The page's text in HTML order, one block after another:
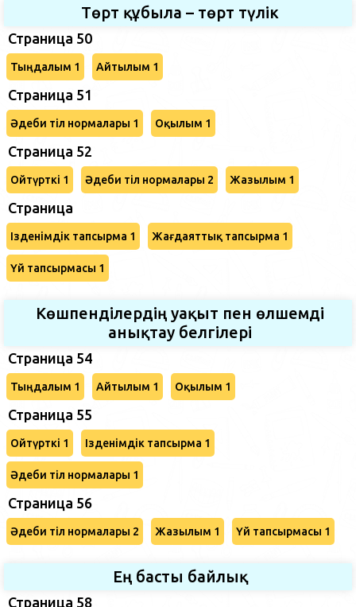
Төрт құбыла – төрт түлік
Страница 50
Тыңдалым 1 Айтылым 1
Страница 51
Әдеби тіл нормалары 1 Оқылым 1
Страница 52
Ойтүрткі 1 Әдеби тіл нормалары 2 Жазылым 1
Страница
Ізденімдік тапсырма 1 Жағдаяттық тапсырма 1
Үй тапсырмасы 1
Көшпенділердің уақыт пен өлшемді
анықтау белгілері
Страница 54
Тыңдалым 1 Айтылым 1 Оқылым 1
Страница 55
Ойтүрткі 1 Ізденімдік тапсырма 1
Әдеби тіл нормалары 1
Страница 56
Әдеби тіл нормалары 2 Жазылым 1 Үй тапсырмасы 1
Ең басты байлық
Страница 58